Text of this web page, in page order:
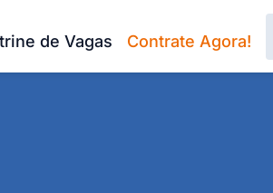
de Vagas Contrate Agora!